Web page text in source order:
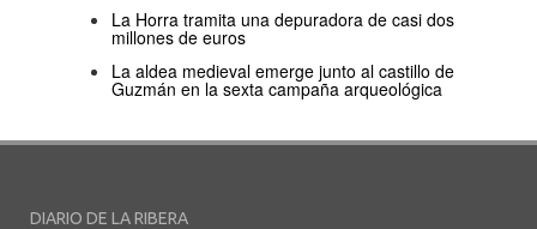
La Horra tramita una depuradora de casi dos
millones de euros
La aldea medieval emerge junto al castillo de
Guzmán en la sexta campaña arqueológica
DIARIO DE LA RIBERA